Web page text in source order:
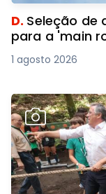
D. Seleção de
para a 'main
1 agosto 2026